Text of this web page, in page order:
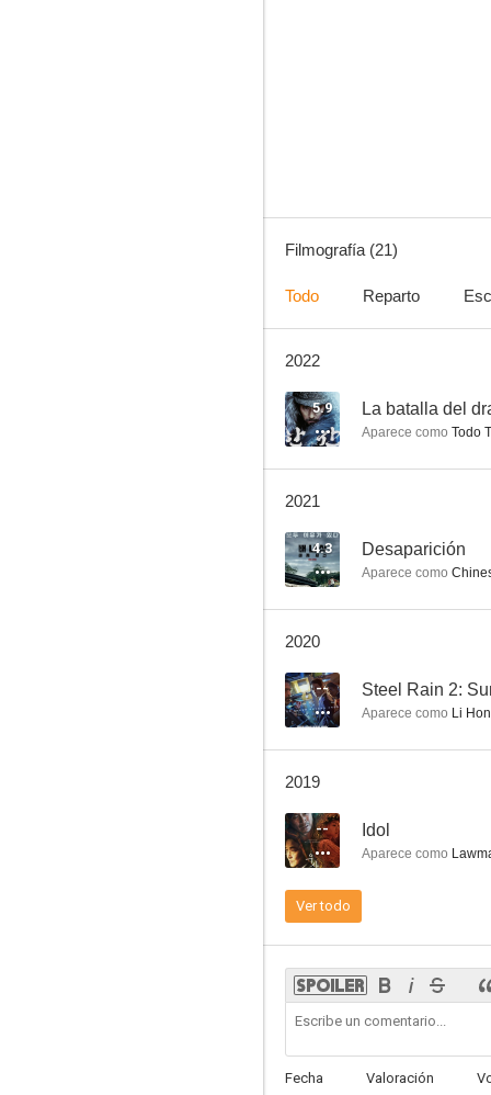
Filmografía (21)
Todo Reparto
2022
5.9 La batalla del
Aparece como Todo
2021
4.3 Desaparición
Aparece como
2020
-- Steel Rain 2:
Aparece como Li
2019
-- Idol
Aparece como
Ver todo
Fecha Valoración